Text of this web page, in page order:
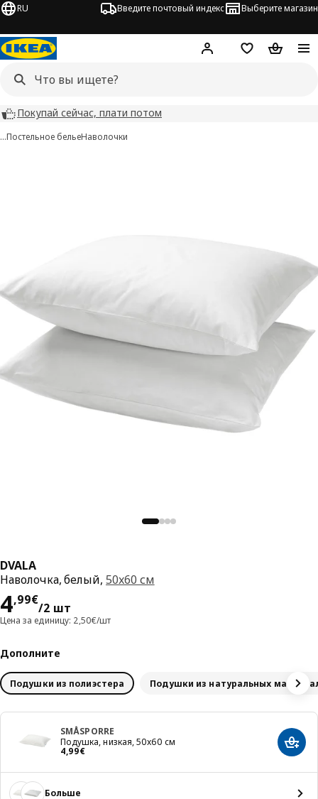
RU Введите почтовый индекс Выберите магазин
Hej! ВойтиСписокКорзина
Покупай сейчас, плати потом
…Постельное бельеНаволочки
DVALA
Наволочка, белый,50x60 см
4,99€
/2 шт
Цена 4,99€/2 шт
Цена за единицу: 2,50€/шт
Дополните
Подушки из полиэстера Подушки из натуральных
SMÅSPORRE
Подушка, низкая, 50x60 см
4,99€
Цена 4,99€
Больше